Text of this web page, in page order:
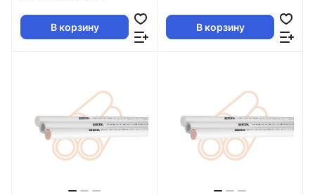
В корзину В корзину